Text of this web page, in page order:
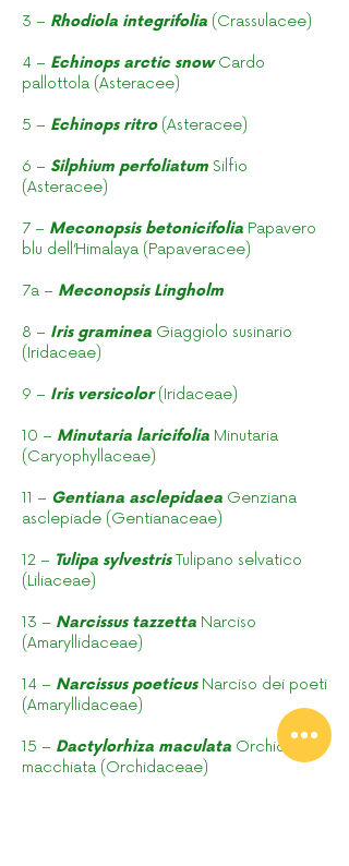
3 – Rhodiola integrifolia (Crassulacee)
4 – Echinops arctic snowCardo
pallottola (Asteracee)
5 – Echinops ritro(Asteracee)
6 – Silphium perfoliatum Silfio
(Asteracee)
7 – Meconopsis betonicifolia Papavero
blu dell’Himalaya (Papaveracee)
7a – Meconopsis Lingholm
8 – Iris graminea Giaggiolo susinario
(Iridaceae)
9 – Iris versicolor(Iridaceae)
10 – Minutaria laricifolia Minutaria
(Caryophyllaceae)
11 – Gentiana asclepidaea Genziana
asclepiade (Gentianaceae)
12 – Tulipa sylvestrisTulipano selvatico
(Liliaceae)
13 – Narcissus tazzetta Narciso
(Amaryllidaceae)
14 – Narcissus poeticusNarciso dei poeti
(Amaryllidaceae)
15 – Dactylorhiza maculata Orchidea
macchiata (Orchidaceae)